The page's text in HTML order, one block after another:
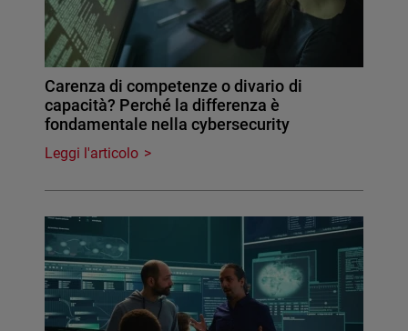
Carenza di competenze o divario di
capacità? Perché la differenza è
fondamentale nella cybersecurity
Leggi l'articolo